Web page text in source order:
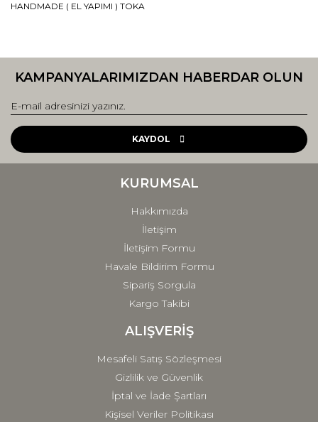
HANDMADE ( EL YAPIMI ) TOKA
konularda yetersiz gördüğünüz noktaları öneri formunu
Görüş ve önerileriniz için teşekkür ederiz.
Ürün resmi kalitesiz, bozuk veya görüntülenemiyor.
Ürün açıklamasında eksik bilgiler bulunuyor.
Ürün fiyatı diğer sitelerden daha pahalı.
Gönder
KAMPANYALARIMIZDAN HABERDAR OLUN
KAYDOL
KURUMSAL
Hakkımızda
İletişim
İletişim Formu
Havale Bildirim Formu
Sipariş Sorgula
Kargo Takibi
ALIŞVERİŞ
Mesafeli Satış Sözleşmesi
Gizlilik ve Güvenlik
İptal ve İade Şartları
Kişisel Veriler Politikası